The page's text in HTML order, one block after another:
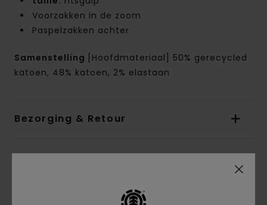
Voorzakken in de zoom
Paspelzakken achter
Samenstelling
[Hoofdmateriaal] 50% gerecycled
katoen, 48% katoen, 2% elastaan
Bezorging & Retour